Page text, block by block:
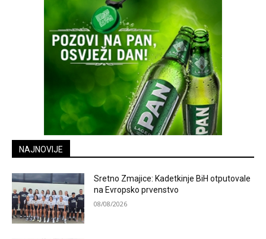
NAJNOVIJE
Sretno Zmajice: Kadetkinje BiH otputovale
na Evropsko prvenstvo
08/08/2026